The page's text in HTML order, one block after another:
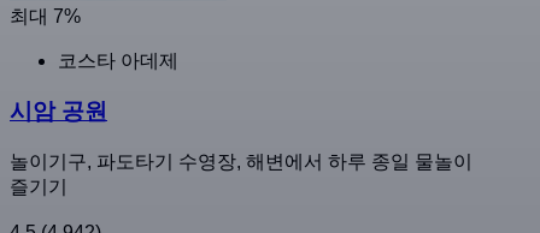
최대 7%
코스타 아데제
시암 공원
놀이기구, 파도타기 수영장, 해변에서 하루 종일 물놀이
즐기기